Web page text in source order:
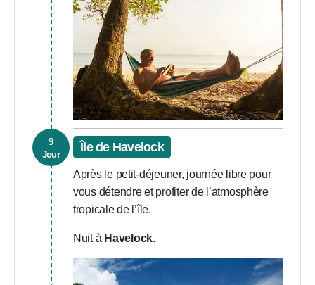
9
Jour
Île de Havelock
Après le petit-déjeuner, journée libre pour
vous détendre et profiter de l’atmosphère
tropicale de l’île.
Nuit à Havelock.